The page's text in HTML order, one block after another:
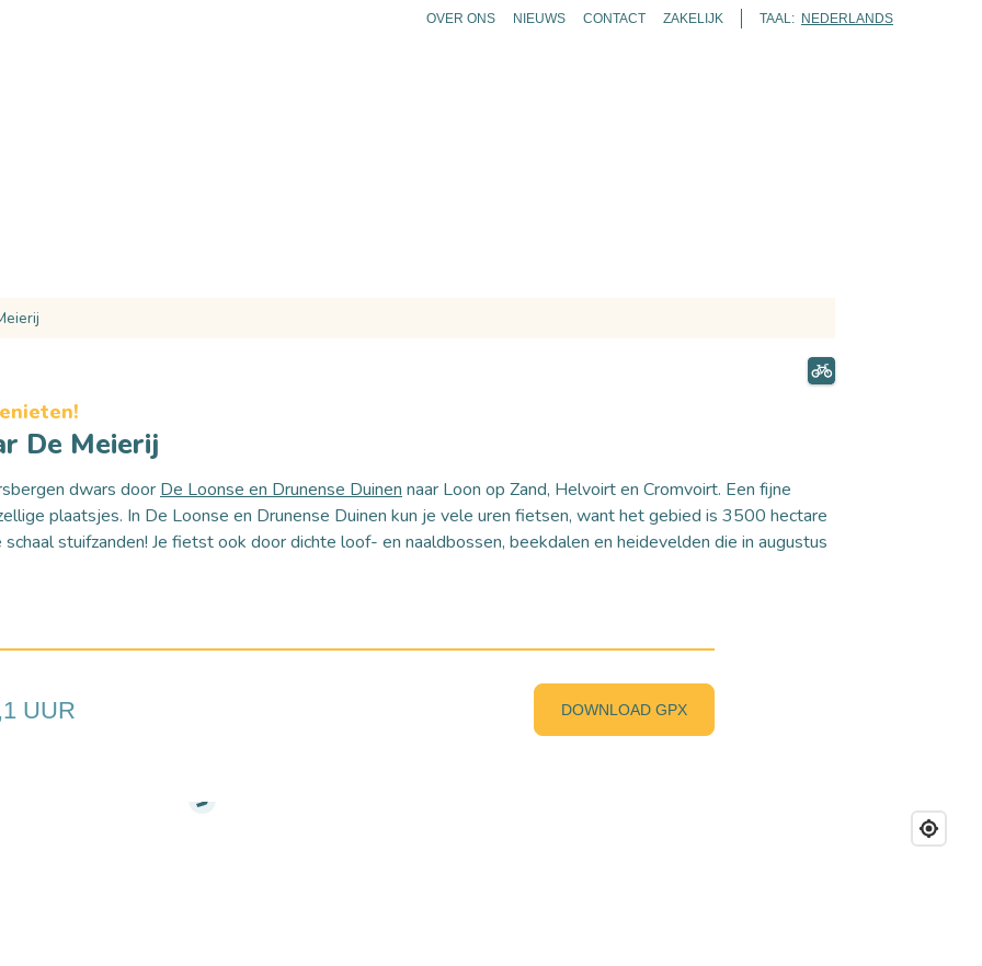
OVER ONS NIEUWS CONTACT ZAKELIJK TAAL: NEDERLANDS
De Meierij
dwars door De Loonse en Drunense Duinen naar Loon op Zand, Helvoirt en Cromvoirt. Een fijne
plaatsjes. In De Loonse en Drunense Duinen kun je vele uren fietsen, want het gebied is 3500 hectare
stuifzanden! Je fietst ook door dichte loof- en naaldbossen, beekdalen en heidevelden die in augustus
UUR DOWNLOAD GPX